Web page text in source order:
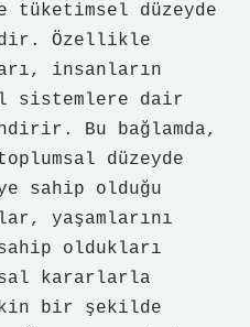
tüketimsel düzeyde
Özellikle
insanların
sistemlere dair
Bu bağlamda,
düzeyde
sahip olduğu
yaşamlarını
oldukları
kararlarla
bir şekilde